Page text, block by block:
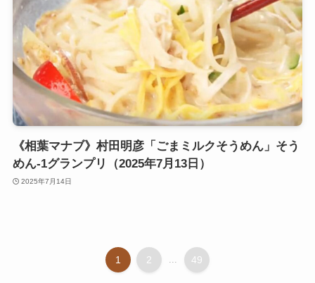
《相葉マナブ》村田明彦「ごまミルクそうめん」そう
めん-1グランプリ（2025年7月13日）
2025年7月14日
1 2 ... 49